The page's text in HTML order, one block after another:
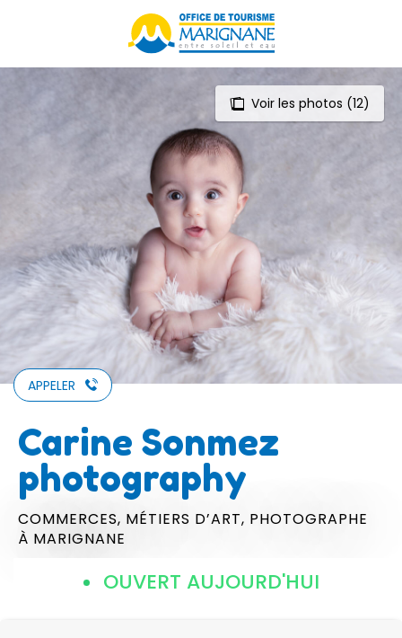
Voir les photos (12)
APPELER
Carine Sonmez
photography
COMMERCES, MÉTIERS D’ART, PHOTOGRAPHE
À MARIGNANE
OUVERT AUJOURD'HUI